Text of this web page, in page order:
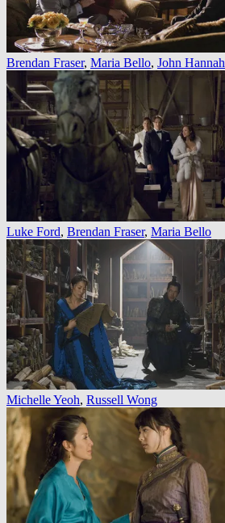
Brendan Fraser, Maria Bello, John Hannah
Luke Ford, Brendan Fraser, Maria Bello
Michelle Yeoh, Russell Wong